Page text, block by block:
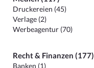
Druckereien (45)
Verlage (2)
Werbeagentur (70)
Recht & Finanzen (177)
Banken (1)